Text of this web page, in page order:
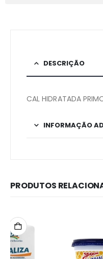
DESCRIÇÃO
CAL HIDRATADA
INFORMAÇÃO
PRODUTOS